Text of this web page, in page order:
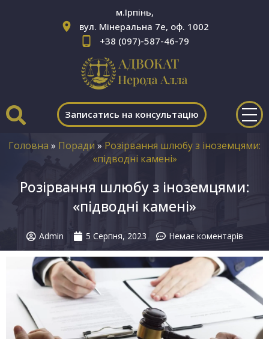
м.Ірпінь,
вул. Мінеральна 7е, оф. 1002
+38 (097)-587-46-79
Записатись на консультацію
Головна » Поради » Розірвання шлюбу з іноземцями:
«підводні камені»
Розірвання шлюбу з іноземцями:
«підводні камені»
Admin 5 Серпня, 2023 Немає коментарів